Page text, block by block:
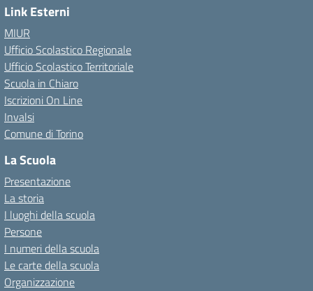
Link Esterni
MIUR
Ufficio Scolastico Regionale
Ufficio Scolastico Territoriale
Scuola in Chiaro
Iscrizioni On Line
Invalsi
Comune di Torino
La Scuola
Presentazione
La storia
I luoghi della scuola
Persone
I numeri della scuola
Le carte della scuola
Organizzazione